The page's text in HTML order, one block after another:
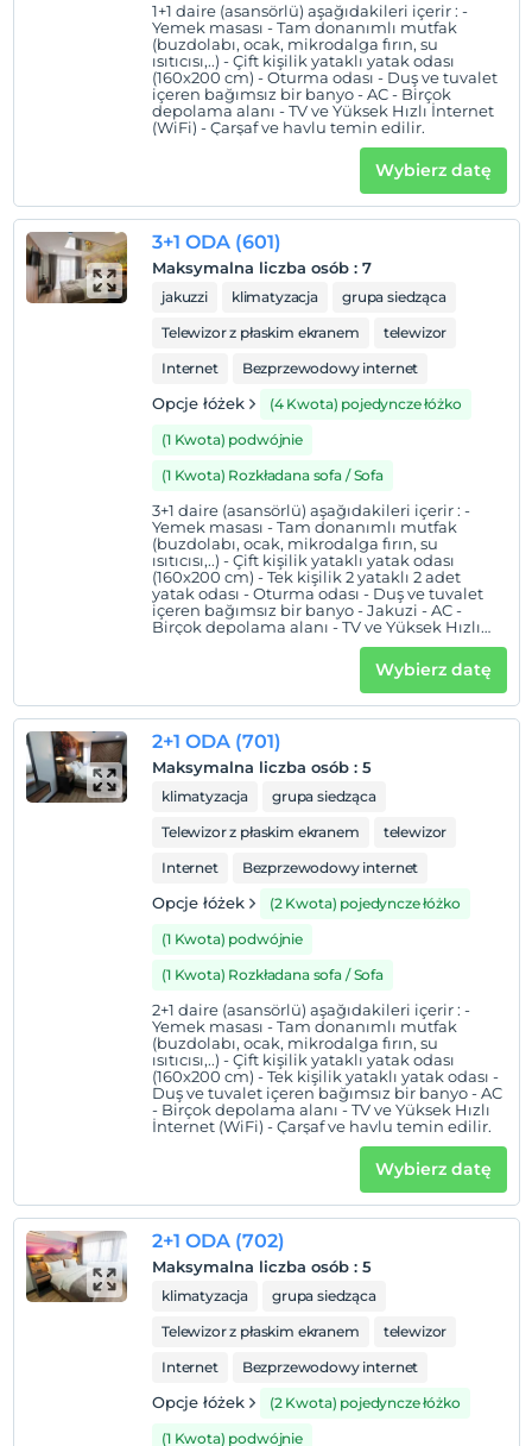
1+1 daire (asansörlü) aşağıdakileri içerir : -
Yemek masası - Tam donanımlı mutfak
(buzdolabı, ocak, mikrodalga fırın, su
ısıtıcısı,..) - Çift kişilik yataklı yatak odası
(160x200 cm) - Oturma odası - Duş ve tuvalet
içeren bağımsız bir banyo - AC - Birçok
depolama alanı - TV ve Yüksek Hızlı İnternet
(WiFi) - Çarşaf ve havlu temin edilir.
Wybierz datę
3+1 ODA (601)
Maksymalna liczba osób : 7
jakuzzi klimatyzacja
grupa siedząca
Telewizor z płaskim ekranem
telewizor
Internet
Bezprzewodowy internet
Opcje łóżek
(4 Kwota) pojedyncze łóżko
(1 Kwota) podwójnie
(1 Kwota) Rozkładana sofa / Sofa
3+1 daire (asansörlü) aşağıdakileri içerir : -
Yemek masası - Tam donanımlı mutfak
(buzdolabı, ocak, mikrodalga fırın, su
ısıtıcısı,..) - Çift kişilik yataklı yatak odası
(160x200 cm) - Tek kişilik 2 yataklı 2 adet
yatak odası - Oturma odası - Duş ve tuvalet
içeren bağımsız bir banyo - Jakuzi - AC -
Birçok depolama alanı - TV ve Yüksek Hızlı
İnternet (WiFi) - Çarşaf ve havlu temin edilir.
Wybierz datę
2+1 ODA (701)
Maksymalna liczba osób : 5
klimatyzacja
grupa siedząca
Telewizor z płaskim ekranem
telewizor
Internet
Bezprzewodowy internet
Opcje łóżek
(2 Kwota) pojedyncze łóżko
(1 Kwota) podwójnie
(1 Kwota) Rozkładana sofa / Sofa
2+1 daire (asansörlü) aşağıdakileri içerir : -
Yemek masası - Tam donanımlı mutfak
(buzdolabı, ocak, mikrodalga fırın, su
ısıtıcısı,..) - Çift kişilik yataklı yatak odası
(160x200 cm) - Tek kişilik yataklı yatak odası -
Duş ve tuvalet içeren bağımsız bir banyo - AC
- Birçok depolama alanı - TV ve Yüksek Hızlı
İnternet (WiFi) - Çarşaf ve havlu temin edilir.
Wybierz datę
2+1 ODA (702)
Maksymalna liczba osób : 5
klimatyzacja
grupa siedząca
Telewizor z płaskim ekranem
telewizor
Internet
Bezprzewodowy internet
Opcje łóżek
(2 Kwota) pojedyncze łóżko
(1 Kwota) podwójnie